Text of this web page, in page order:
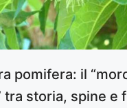
pomifera: il
tra storia, spine e